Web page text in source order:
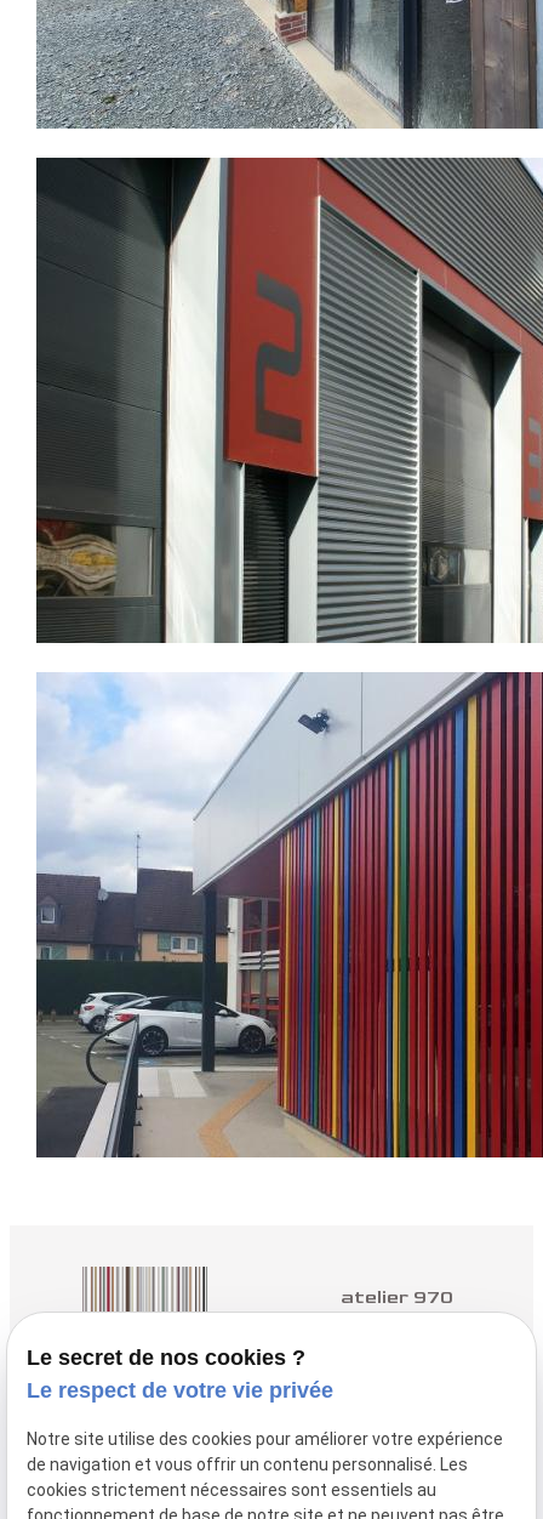
atelier 970
nous contacter :
02.35.96.98.50
nous trouver :
3 Q Rue des
Le secret de nos cookies ?
Le respect de votre vie privée
Notre site utilise des cookies pour améliorer votre expérience
de navigation et vous offrir un contenu personnalisé. Les
cookies strictement nécessaires sont essentiels au